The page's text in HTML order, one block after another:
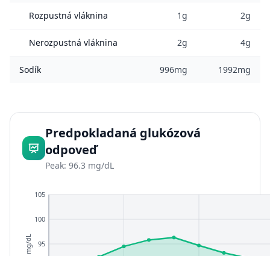
Rozpustná vláknina 1g 2g
Nerozpustná vláknina 2g 4g
Sodík 996mg 1992mg
Predpokladaná glukózová
odpoveď
Peak: 96.3 mg/dL
95
100
105
mg/dL